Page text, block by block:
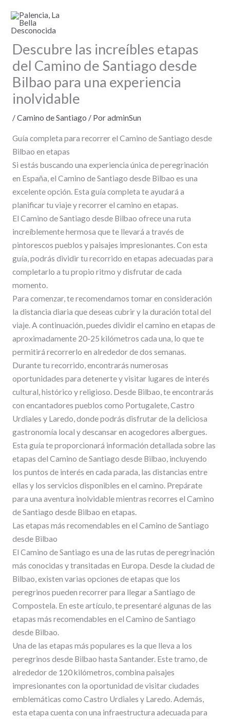
contenido
Descubre las increíbles etapas
del Camino de Santiago desde
Bilbao para una experiencia
inolvidable
/Camino de Santiago / PoradminSun
Guía completa para recorrer el Camino de Santiago desde
Bilbao en etapas
Si estás buscando una experiencia única de peregrinación
en España, el Camino de Santiago desde Bilbao es una
excelente opción. Esta guía completa te ayudará a
planificar tu viaje y recorrer el camino en etapas.
El Camino de Santiago desde Bilbao ofrece una ruta
increíblemente hermosa que te llevará a través de
pintorescos pueblos y paisajes impresionantes. Con esta
guía, podrás dividir tu recorrido en etapas adecuadas para
completarlo a tu propio ritmo y disfrutar de cada
momento.
Para comenzar, te recomendamos tomar en consideración
la distancia diaria que deseas cubrir y la duración total del
viaje. A continuación, puedes dividir el camino en etapas de
aproximadamente 20-25 kilómetros cada una, lo que te
permitirá recorrerlo en alrededor de dos semanas.
Durante tu recorrido, encontrarás numerosas
oportunidades para detenerte y visitar lugares de interés
cultural, histórico y religioso. Desde Bilbao, te encontrarás
con encantadores pueblos como Portugalete, Castro
Urdiales y Laredo, donde podrás disfrutar de la deliciosa
gastronomía local y descansar en acogedores albergues.
Esta guía te proporcionará información detallada sobre las
etapas del Camino de Santiago desde Bilbao, incluyendo
los puntos de interés en cada parada, las distancias entre
ellas y los servicios disponibles en el camino. Prepárate
para una aventura inolvidable mientras recorres el Camino
de Santiago desde Bilbao en etapas.
Las etapas más recomendables en el Camino de Santiago
desde Bilbao
El Camino de Santiago es una de las rutas de peregrinación
más conocidas y transitadas en Europa. Desde la ciudad de
Bilbao, existen varias opciones de etapas que los
peregrinos pueden recorrer para llegar a Santiago de
Compostela. En este artículo, te presentaré algunas de las
etapas más recomendables en el Camino de Santiago
desde Bilbao.
Una de las etapas más populares es la que lleva a los
peregrinos desde Bilbao hasta Santander. Este tramo, de
alrededor de 120 kilómetros, combina paisajes
impresionantes con la oportunidad de visitar ciudades
emblemáticas como Castro Urdiales y Laredo. Además,
esta etapa cuenta con una infraestructura adecuada para